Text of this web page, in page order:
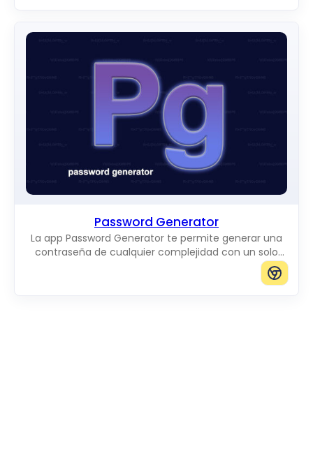
Password Generator
La app Password Generator te permite generar una
contraseña de cualquier complejidad con un solo